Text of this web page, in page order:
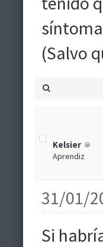
(Salvo
Kelsier
Aprendiz
31/01/
Si